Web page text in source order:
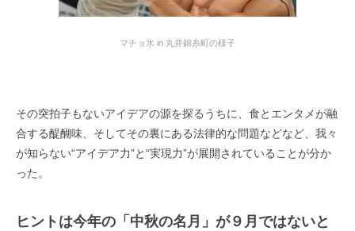
マチョ氷 in 丸井錦糸町の様子
その突拍子もないアイデアの源を探るうちに、食とエンタメが融
合する醍醐味、そしてその裏にある法律的な問題などなど、我々
が知らない“アイデア力”と“実現力”が展開されていることが分か
った。
ヒントは今年の「中秋の名月」が９月ではないと